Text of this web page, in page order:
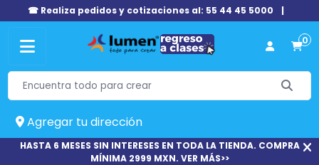
☎ Realiza pedidos y cotizaciones al: 55 44 45 5000 |
0
Agregar tu dirección
HASTA 6 MESES SIN INTERESES EN TODA LA TIENDA. COMPRA
MÍNIMA 2999 MXN. VER MÁS>>